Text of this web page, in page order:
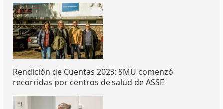
Rendición de Cuentas 2023: SMU comenzó
recorridas por centros de salud de ASSE